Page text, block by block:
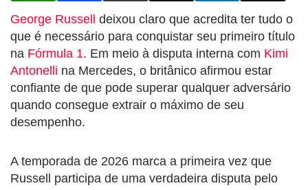
George Russell deixou claro que acredita ter tudo o
que é necessário para conquistar seu primeiro título
na Fórmula 1. Em meio à disputa interna com Kimi
Antonelli na Mercedes, o britânico afirmou estar
confiante de que pode superar qualquer adversário
quando consegue extrair o máximo de seu
desempenho.
A temporada de 2026 marca a primeira vez que
Russell participa de uma verdadeira disputa pelo